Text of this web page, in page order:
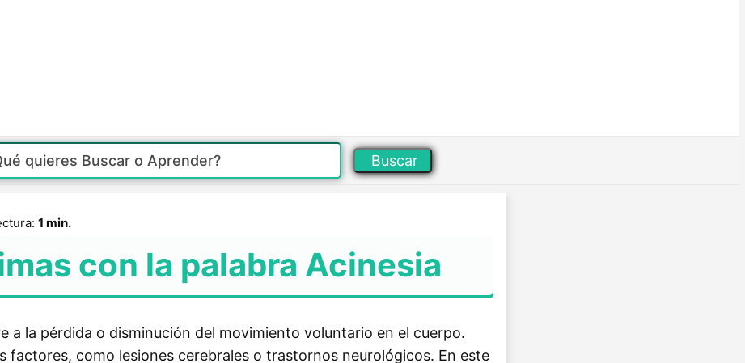
Buscar
1 min.
con la palabra Acinesia
a la pérdida o disminución del movimiento voluntario en el cuerpo.
factores, como lesiones cerebrales o trastornos neurológicos. En este